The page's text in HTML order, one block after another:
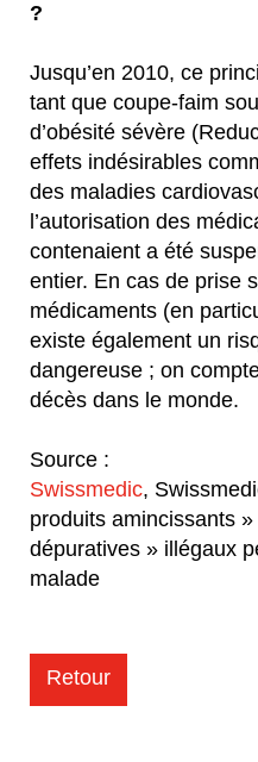
?
Jusqu’en 2010, ce
tant que coupe-faim
d’obésité sévère
effets indésirables
des maladies
l’autorisation des
contenaient a été
entier. En cas de prise
médicaments (en
existe également un
dangereuse ; on
décès dans le monde.
Source :
Swissmedic,
produits amincissants
dépuratives » illégaux
malade
Retour